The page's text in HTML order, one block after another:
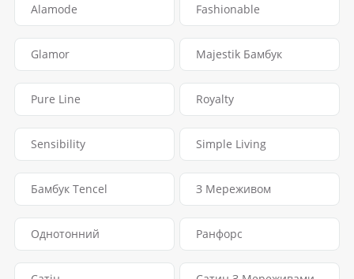
Alamode Fashionable
Glamor Majestik Бамбук
Pure Line Royalty
Sensibility Simple Living
Бамбук Tencel З Мереживом
Однотонний Ранфорс